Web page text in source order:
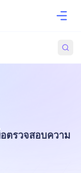
ตรวจสอบความ